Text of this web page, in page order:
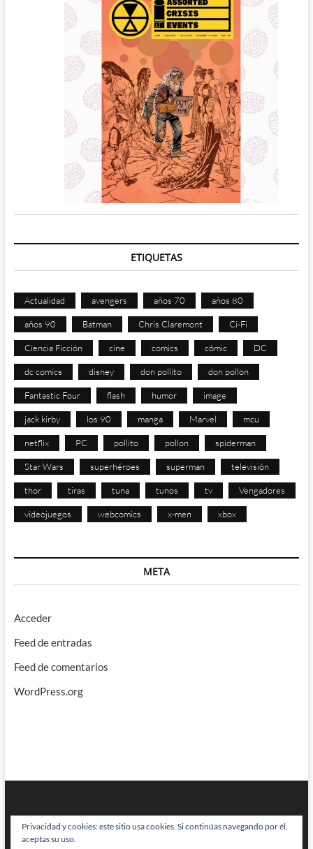
ETIQUETAS
Actualidad avengers años 70 años 80
años 90 Batman Chris Claremont Ci-Fi
Ciencia Ficción cine comics cómic DC
dc comics disney don pollito don pollon
Fantastic Four flash humor image
jack kirby los 90 manga Marvel mcu
netflix PC pollito pollon spiderman
Star Wars superhéroes superman televisión
thor tiras tuna tunos tv Vengadores
videojuegos webcomics x-men xbox
META
Acceder
Feed de entradas
Feed de comentarios
WordPress.org
Privacidad y cookies: este sitio usa cookies. Si continúas navegando por él,
aceptas su uso.